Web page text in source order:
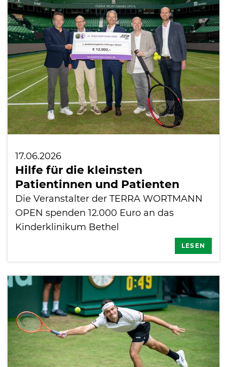
International
17.06.2026
Hilfe für die kleinsten
Patientinnen und Patienten
Die Veranstalter der TERRA WORTMANN
OPEN spenden 12.000 Euro an das
Kinderklinikum Bethel
LESEN